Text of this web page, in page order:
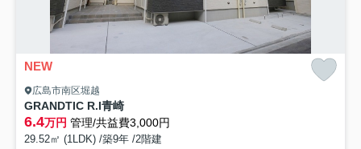
NEW
広島市南区堀越
GRANDTIC R.I青崎
6.4万円 管理/共益費3,000円
29.52㎡ (1LDK) /築9年 /2階建